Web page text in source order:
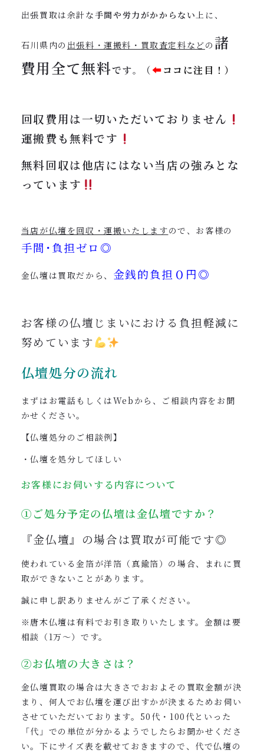
出張買取は余計な手間や労力がかからない上に、
石川県内の 出張料・運搬料・買取査定料などの 諸
費用全て無料です。 （⬅︎ココに注目！）
回収費用は一切いただいておりません
運搬費も無料です
無料回収は他店にはない当店の強みとな
っています
当店が仏壇を回収・運搬いたしますので、お客様の
手間･負担ゼロ◎
金仏壇は買取だから、 金銭的負担０円◎
お客様の仏壇じまいにおける負担軽減に
努めています
仏壇処分の流れ
まずはお電話もしくはWebから、ご相談内容をお聞
かせください。
【仏壇処分のご相談例】
・仏壇を処分してほしい
お客様にお伺いする内容について
①ご処分予定の仏壇は金仏壇ですか？
『金仏壇』の場合は買取が可能です◎
使われている金箔が洋箔（真鍮箔）の場合、まれに買
取ができないことがあります。
誠に申し訳ありませんがご了承ください。
※唐木仏壇は有料でお引き取りいたします。金額は要
相談（1万〜）です。
②お仏壇の大きさは？
金仏壇買取の場合は大きさでおおよその買取金額が決
まり、何人でお仏壇を運び出すかが決まるためお伺い
させていただいております。50代・100代といった
「代」での単位が分かるようでしたらお聞かせくださ
い。下にサイズ表を載せておきますので、代で仏壇の